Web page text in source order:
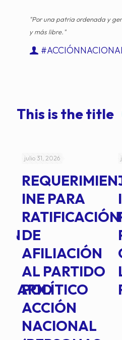
"Por una patria ordenada y
y más libre."
This is the title
julio 31, 2026
INE PARA
RATIFICACIÓN
DE
AFILIACIÓN
AL PARTIDO
POLÍTICO
ACCIÓN
NACIONAL